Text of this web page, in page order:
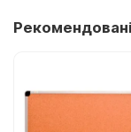
відправку